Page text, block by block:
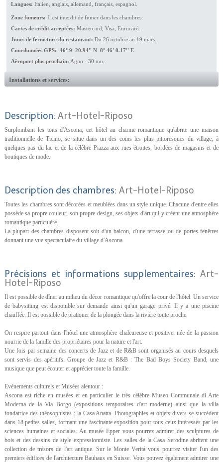
Langues: Italien, anglais, allemand, français, espagnol.
Zone fumeurs: Il est interdit de fumer dans les chambres.
Cartes de crédit acceptées: Mastercard, Visa, Eurocard.
Jours de fermeture du restaurant: Du 26 octobre au 19 mars.
Coordonnées GPS: 46° 9' 20.94'' N 8° 46' 0.17'' E
Aèroport plus prochain: Agno - 30 mn.
Installations et services:
Description: Art-Hotel-Riposo
Surplombant les toits d'Ascona, cet hôtel au charme romantique qu'abrite une maison
traditionnelle de Ticino, se situe dans un des coins les plus pittoresques du village, à
quelques pas du lac et de la célèbre Piazza aux rues étroites, bordées de magasins et de
boutiques de mode.
Description des chambres: Art-Hotel-Riposo
Toutes les chambres sont décorées et meublées dans un style unique. Chacune d'entre elles
possède sa propre couleur, son propre design, ses objets d'art qui y créent une atmosphère
romantique particulère.
La plupart des chambres disposent soit d'un balcon, d'une terrasse ou de portes-fenêtres
donnant une vue spectaculaire du village d'Ascona.
Précisions et informations supplementaires: Art-
Hotel-Riposo
Il est possible de dîner au milieu du décor romantique qu'offre la cour de l'hôtel. Un service
de babysitting est disponible sur demande ainsi qu'un garage privé. Il y a une piscine
chauffée. Il est possible de pratiquer de la plongée dans la rivière toute proche.
On respire partout dans l'hôtel une atmosphère chaleureuse et positive, née de la passion
nourrie de la famille des propriétaires pour la nature et l'art.
Une fois par semaine des concerts de Jazz et de R&B sont organisés au cours desquels
sont servis des apéritifs. Groupe de Jazz et R&B : The Bad Boys Society Band, une
musique que peut écouter et apprécier toute la famille.
Evénements culturels et Musées alentour :
Ascona est riche en musées et en particulier le très célèbre Museo Communale di Arte
Moderna de la Via Borgo (expositions temporaires d'art moderne) ainsi que la villa
fondatrice des théosophistes : la Casa Anatta. Photographies et objets divers se succèdent
dans 18 petites salles, formant une fascinante exposition pour tous ceux intéressés par les
sciences humaines et sociales. Au musée Epper vous pourrez admirer des sculptures de
bois et des dessins de style expressionniste. Les salles de la Casa Serodine abritent une
collection de trésors de l'art antique. Sur le Monte Veritá vous pourrez visiter l'un des
premiers édifices de l'architecture Bauhaus en Suisse. Vous pouvez également admirer une